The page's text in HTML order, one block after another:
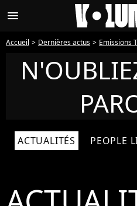
menu
Accueil Dernières actus Emissions
ACTUALITÉS PEOPLE